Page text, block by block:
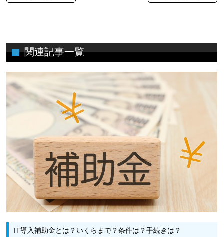
関連記事一覧
IT導入補助金とは？いくらまで？条件は？手続きは？